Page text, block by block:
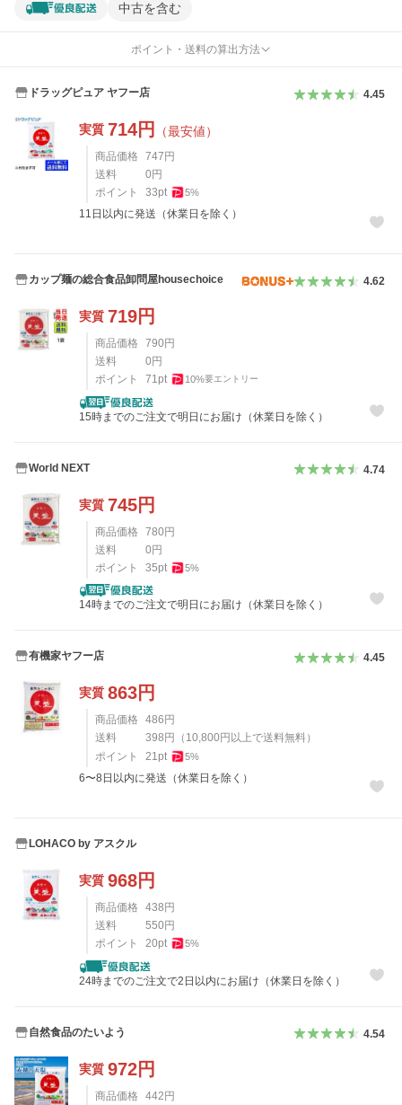
中古を含む
ポイント・送料の算出方法
ドラッグピュア ヤフー店 4.45
実質 714円 （最安値）
商品価格 747 円
送料
0 円
ポイント
33pt 5%
11日以内に発送（休業日を除く）
カップ麺の総合食品卸問屋housechoice 4.62
実質 719円
商品価格 790 円
送料
0 円
ポイント
71pt 10%要エントリー
15時までのご注文で明日にお届け（休業日を除く）
World NEXT 4.74
実質 745円
商品価格 780円
送料
0円
ポイント
35pt 5%
14時までのご注文で明日にお届け（休業日を除く）
有機家ヤフー店 4.45
実質 863円
商品価格 486 円
送料
398 円 （ 10,800 円以上で送料無料）
ポイント
21pt 5%
6〜8日以内に発送（休業日を除く）
LOHACO by アスクル
実質 968円
商品価格 438 円
送料
550 円
ポイント
20pt 5%
24時までのご注文で2日以内にお届け（休業日を除く）
自然食品のたいよう 4.54
実質 972円
商品価格 442円